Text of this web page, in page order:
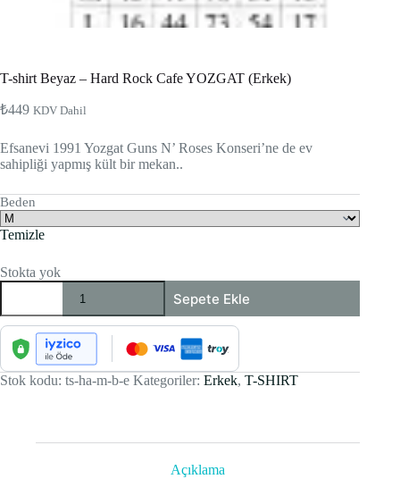
T-shirt Beyaz – Hard Rock Cafe YOZGAT (Erkek)
₺449 KDV Dahil
Efsanevi 1991 Yozgat Guns N’ Roses Konseri’ne de ev
sahipliği yapmış kült bir mekan..
Beden
Temizle
Stokta yok
T-
Beyaz
-
Hard
Rock
Cafe
Sepete Ekle
Stok kodu: ts-ha-m-b-e Kategoriler: Erkek, T-SHIRT
Açıklama